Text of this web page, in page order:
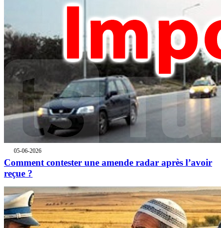
05-06-2026
Comment contester une amende radar après l’avoir
reçue ?